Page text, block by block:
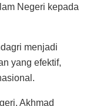
Negeri kepada
menjadi
yang efektif,
Akhmad